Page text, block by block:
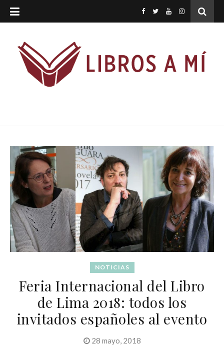
NOTICIAS
Feria Internacional del Libro
de Lima 2018: todos los
invitados españoles al evento
28 mayo, 2018